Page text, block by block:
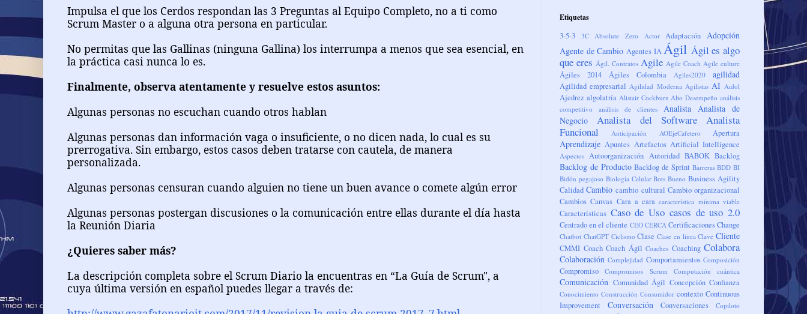
Impulsa el que los Cerdos respondan las 3 Preguntas al Equipo Completo, no a ti como
Scrum Master o a alguna otra persona en particular.
No permitas que las Gallinas (ninguna Gallina) los interrumpa a menos que sea esencial, en
la práctica casi nunca lo es.
Finalmente, observa atentamente y resuelve estos asuntos:
Algunas personas no escuchan cuando otros hablan
Algunas personas dan información vaga o insuficiente, o no dicen nada, lo cual es su
prerrogativa. Sin embargo, estos casos deben tratarse con cautela, de manera
personalizada.
Algunas personas censuran cuando alguien no tiene un buen avance o comete algún error
Algunas personas postergan discusiones o la comunicación entre ellas durante el día hasta
la Reunión Diaria
¿Quieres saber más?
La descripción completa sobre el Scrum Diario la encuentras en “La Guía de Scrum", a
cuya última versión en español puedes llegar a través de:
Etiquetas
3-5-3
3C Absolute Zero Actor Adaptación Adopción
Agente de Cambio Agentes IA Ágil Ágil es algo
que eres Ágil. Contratos Agile Agile Coach Agile culture
Ágiles 2014 Ágiles Colombia Agiles2020 agilidad
Agilidad empresarial Agilidad Moderna Agilistas AI Aidol
Ajedrez algolatría Alistair Cockburn Alto Desempeño análisis
competitivo
análisis de clientes Analista Analista de
Negocio
Analista del Software
Analista
Funcional
Anticipación AOEjeCafetero Apertura
Aprendizaje Apuntes Artefactos Artificial Intelligence
Aspectos Autoorganización Autoridad BABOK Backlog
Backlog de Producto Backlog de Sprint Barreras BDD BI
Bidón pegajoso Biología Celular Bots Bueno Business Agility
Calidad Cambio cambio cultural Cambio organizacional
Cambios Canvas Cara a cara característica mínima viable
Características Caso de Uso casos de uso 2.0
Centrado en el cliente CEO CERCA CertificacionesChange
Chatbot ChatGPT Ciclismo Clase Clase en línea Clave Cliente
CMMI Coach Coach Ágil Coaches Coaching Colabora
Colaboración Complejidad Comportamientos Composición
Compromiso Compromisos Scrum Computación cuántica
Comunicación Comunidad Ágil Concepción Confianza
Conocimiento Construcción Consumidor contexto Continuous
Improvement
Conversación Conversaciones Copiloto